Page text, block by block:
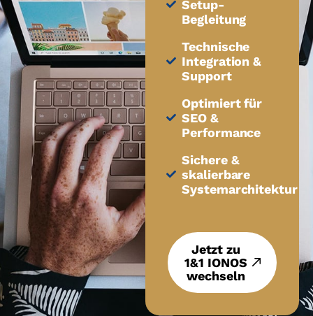
Setup-
Begleitung
Technische
Integration &
Support
Optimiert für
SEO &
Performance
Sichere &
skalierbare
Systemarchitektur
Jetzt zu
1&1 IONOS
wechseln